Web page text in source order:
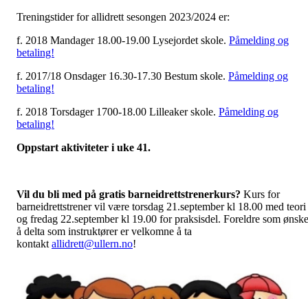
Treningstider for allidrett sesongen 2023/2024 er:
f. 2018 Mandager 18.00-19.00 Lysejordet skole. Påmelding og
betaling!
f. 2017/18 Onsdager 16.30-17.30 Bestum skole. Påmelding og
betaling!
f. 2018 Torsdager 1700-18.00 Lilleaker skole. Påmelding og
betaling!
Oppstart aktiviteter i uke 41.
Vil du bli med på gratis barneidrettstrenerkurs? Kurs for
barneidrettstrener vil være torsdag 21.september kl 18.00 med teori
og fredag 22.september kl 19.00 for praksisdel. Foreldre som
å delta som instruktører er velkomne å ta
kontakt allidrett@ullern.no!